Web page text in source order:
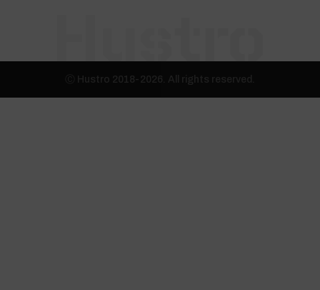
Ⓒ Hustro 2018-2026. All rights reserved.